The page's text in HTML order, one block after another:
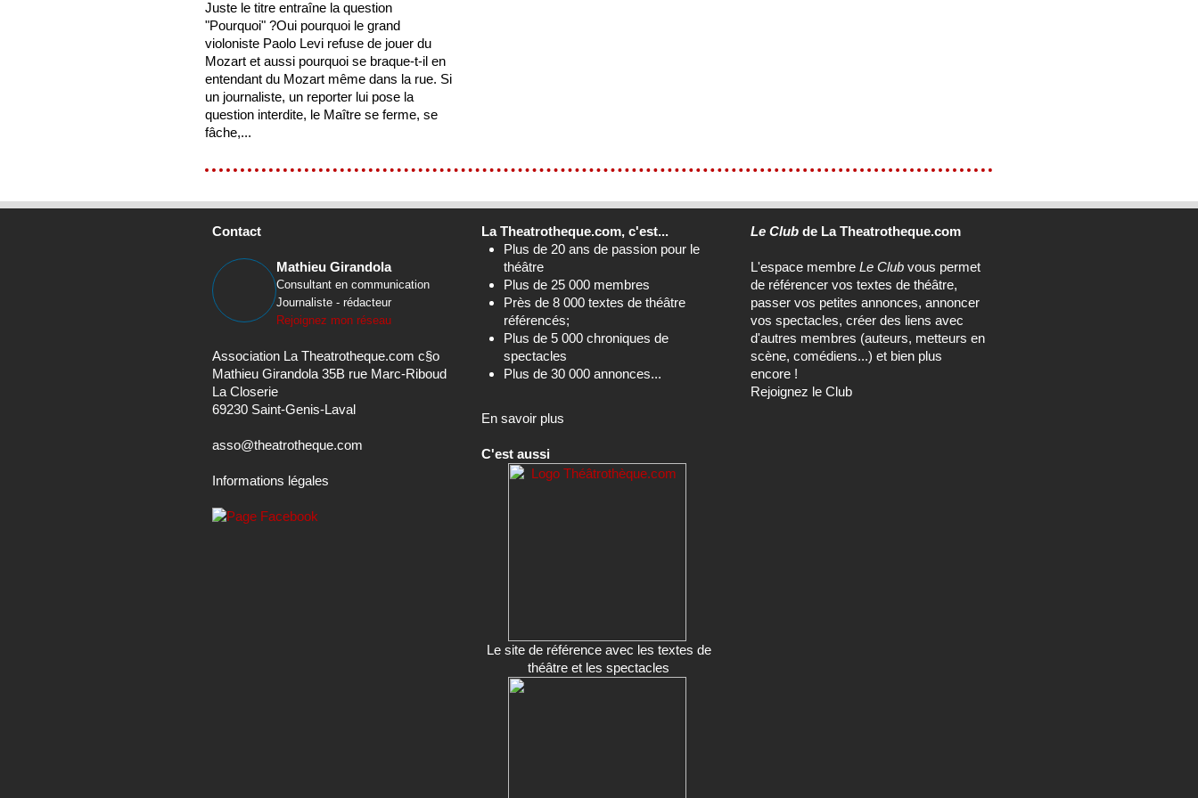
Juste le titre entraîne la question
"Pourquoi" ?Oui pourquoi le grand
violoniste Paolo Levi refuse de jouer du
Mozart et aussi pourquoi se braque-t-il en
entendant du Mozart même dans la rue. Si
un journaliste, un reporter lui pose la
question interdite, le Maître se ferme, se
fâche,...
Contact
Mathieu Girandola
Consultant en communication
Journaliste - rédacteur
Rejoignez mon réseau
Association La Theatrotheque.com c§o
Mathieu Girandola 35B rue Marc-Riboud
La Closerie
69230 Saint-Genis-Laval
asso@theatrotheque.com
Informations légales
La Theatrotheque.com, c'est...
Plus de 20 ans de passion pour le
théâtre
Plus de 25 000 membres
Près de 8 000 textes de théâtre
référencés;
Plus de 5 000 chroniques de
spectacles
Plus de 30 000 annonces...
En savoir plus
C'est aussi
Le site de référence avec les textes de
théâtre et les spectacles
Le Club de La Theatrotheque.com
L'espace membreLe Club vous permet
de référencer vos textes de théâtre,
passer vos petites annonces, annoncer
vos spectacles, créer des liens avec
d'autres membres (auteurs, metteurs en
scène, comédiens...) et bien plus
encore !
Rejoignez le Club